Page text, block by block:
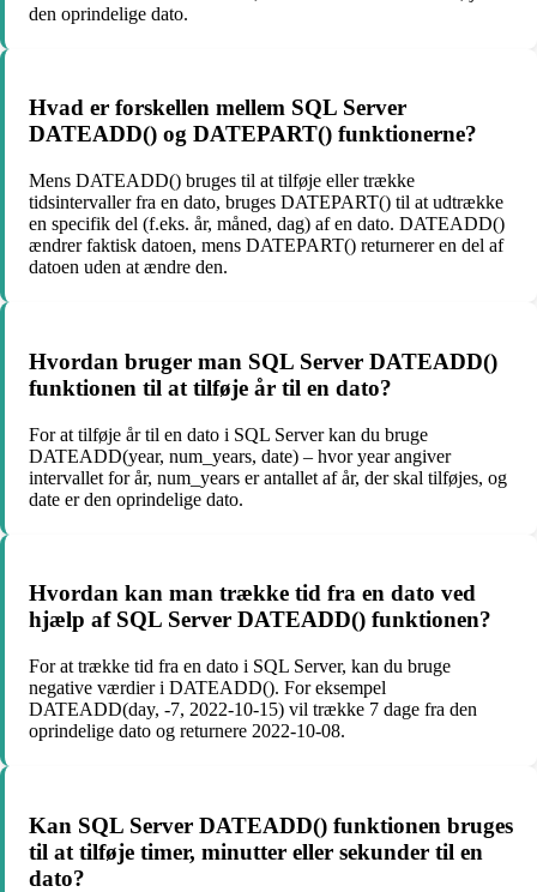
den oprindelige dato.
Hvad er forskellen mellem SQL Server
DATEADD() og DATEPART() funktionerne?
Mens DATEADD() bruges til at tilføje eller trække
tidsintervaller fra en dato, bruges DATEPART() til at udtrække
en specifik del (f.eks. år, måned, dag) af en dato. DATEADD()
ændrer faktisk datoen, mens DATEPART() returnerer en del af
datoen uden at ændre den.
Hvordan bruger man SQL Server DATEADD()
funktionen til at tilføje år til en dato?
For at tilføje år til en dato i SQL Server kan du bruge
DATEADD(year, num_years, date) – hvor year angiver
intervallet for år, num_years er antallet af år, der skal tilføjes, og
date er den oprindelige dato.
Hvordan kan man trække tid fra en dato ved
hjælp af SQL Server DATEADD() funktionen?
For at trække tid fra en dato i SQL Server, kan du bruge
negative værdier i DATEADD(). For eksempel
DATEADD(day, -7, 2022-10-15) vil trække 7 dage fra den
oprindelige dato og returnere 2022-10-08.
Kan SQL Server DATEADD() funktionen bruges
til at tilføje timer, minutter eller sekunder til en
dato?